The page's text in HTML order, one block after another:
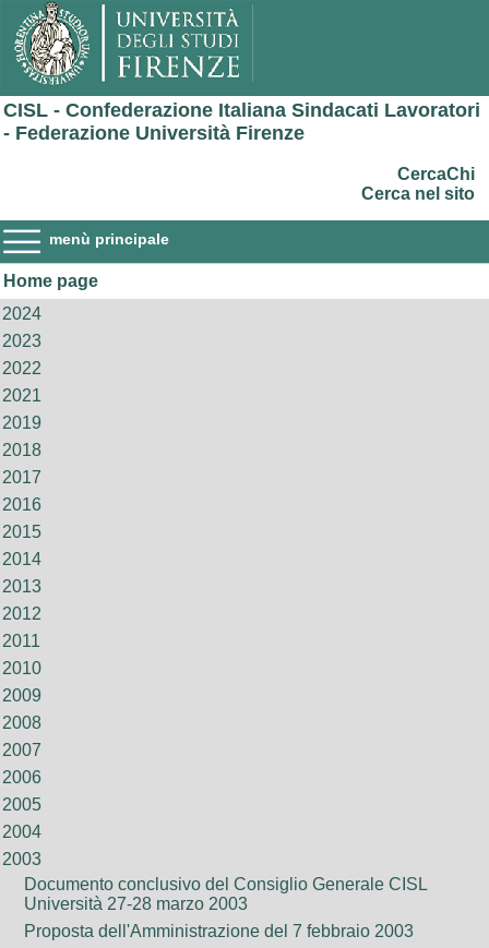
CISL - Confederazione Italiana Sindacati Lavoratori
- Federazione Università Firenze
CercaChi
Cerca nel sito
menù principale
Home page
2024
2023
2022
2021
2019
2018
2017
2016
2015
2014
2013
2012
2011
2010
2009
2008
2007
2006
2005
2004
2003
Documento conclusivo del Consiglio Generale CISL
Università 27-28 marzo 2003
Proposta dell'Amministrazione del 7 febbraio 2003